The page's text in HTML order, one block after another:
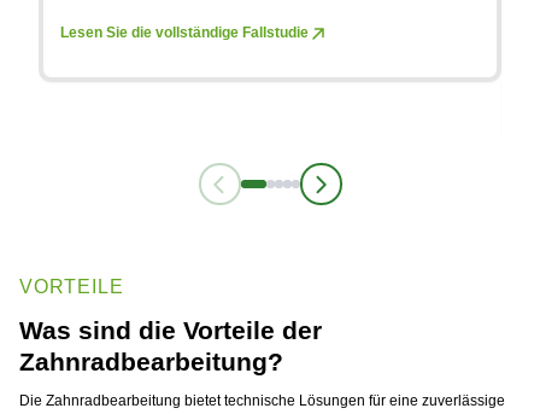
Lesen Sie die vollständige Fallstudie
VORTEILE
Was sind die Vorteile der
Zahnradbearbeitung?
Die Zahnradbearbeitung bietet technische Lösungen für eine zuverlässige